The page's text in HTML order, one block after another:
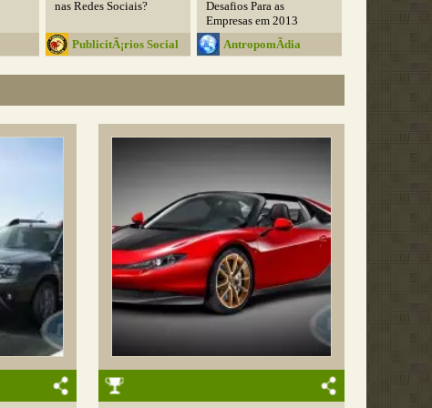
nas Redes Sociais?
PublicitÃ¡rios Social
Desafios Para as
Empresas em 2013
AntropomÃ­dia